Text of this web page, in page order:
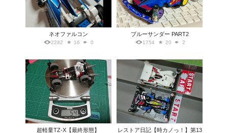
ネオファルコン
2282 16 0
ブルーサンダー PART2
1754 20 2
超軽量TZ-X【最終形態】
レストア日記【時カノっ！】第13